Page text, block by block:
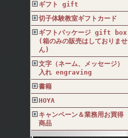
ギフト gift
切子体験教室ギフトカード
ギフトパッケージ gift box
(箱のみの販売はしておりませ
ん)
文字（ネーム、メッセージ）
入れ engraving
書籍
HOYA
キャンペーン＆業務用お買得
商品